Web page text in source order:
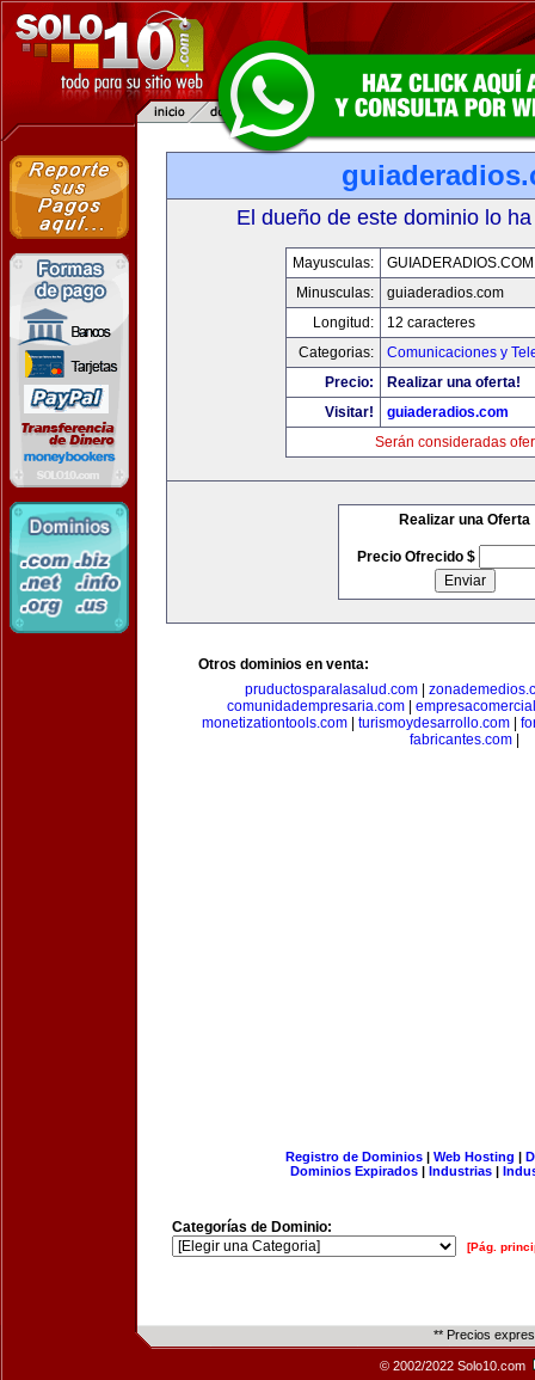
El dueño de este dominio lo
Mayusculas:
GUIADERADIOS.COM
Minusculas:
guiaderadios.com
Longitud:
12 caracteres
Categorias:
Comunicaciones y
Precio:
Realizar una oferta!
Visitar!
guiaderadios.com
Serán consideradas
Realizar una Oferta
Precio Ofrecido $
Otros dominios en venta:
pruductosparalasalud.com|
comunidadempresaria.com
monetizationtools.com| turismoydesarrollo.com|
fabricantes.com
Registro de Dominios| Web Hosting |
Dominios Expirados | Industrias |
Categorías de Dominio:
[Pág.
** Precios
© 2002/2022 Solo10.com